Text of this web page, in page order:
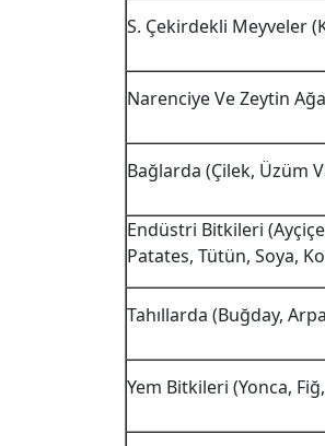
S. Çekirdekli Meyveler
Narenciye Ve Zeytin
Bağlarda (Çilek, Üzüm
Endüstri Bitkileri
Patates, Tütün, Soya,
Tahıllarda (Buğday,
Yem Bitkileri (Yonca,